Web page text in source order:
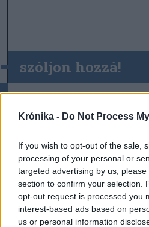
Krónika - Do Not Process
If you wish to opt-out of the sale,
processing of your personal or
targeted advertising by us,
section to confirm your selection.
opt-out request is processed you
interest-based ads based on
us or personal information
szóljon hozzá!
Krónika
Majka